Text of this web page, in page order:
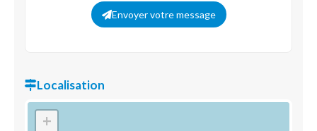
Envoyer votre message
Localisation
+